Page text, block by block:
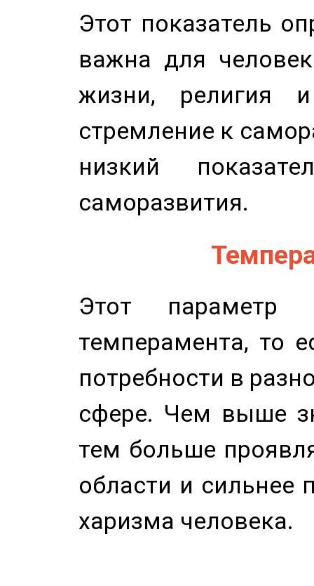
Этот показатель
важна для
жизни, религия
стремление к
низкий
саморазвития.
Этот параметр
темперамента, то
потребности в
сфере. Чем выше
тем больше
области и сильнее
харизма человека.